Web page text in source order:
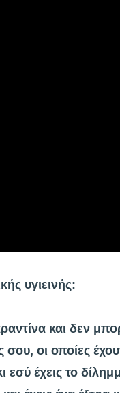
υγιεινής:
και δεν
οι οποίες
εσύ έχεις το